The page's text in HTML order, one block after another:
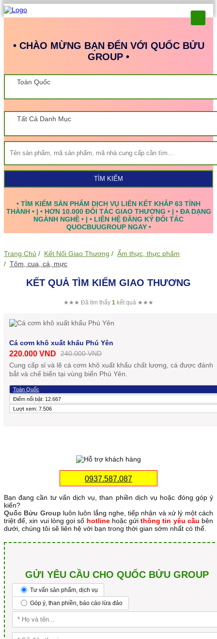
• CHÀO MỪNG BẠN ĐẾN VỚI QUỐC BỬU
GROUP •
Toàn Quốc
Tất Cả Danh Mục
TÌM KIẾM
• TÌM KIẾM SẢN PHẨM DỊCH VỤ LIÊN KẾT KHẮP 63 TỈNH
THÀNH • | • HƠN 10.000 ĐỐI TÁC GIAO THƯƠNG • | • ĐA DẠNG
NGÀNH NGHỀ • | • LIÊN HỆ ĐĂNG KÝ ĐỐI TÁC
QUOCBUUGROUP NGAY •
Trang Chủ Kết Nối Giao Thương
Ẩm thực, thực phẩm
Tôm, cua, cá, mực
KẾT QUẢ TÌM KIẾM GIAO THƯƠNG
★★★ Đã tìm thấy 1 kết quả ★★★
Cá cơm khô xuất khẩu Phú Yên
220.000 VND
240.000 VND
Cung cấp sỉ và lẽ cá cơm khô xuất khẩu chất lượng, cá được đánh
bắt và chế biến tại vùng biển Phú Yên.
Toàn Quốc
Điểm nổi bật: 12.667
Lượt xem: 7.506
0937.587.087
Bạn đang cần tư vấn dịch vụ, than phiền dịch vụ hoặc đóng góp ý
kiến?
Quốc Bửu Group luôn luôn lắng nghe, tiếp nhận và xử lý một cách
triệt để, xin vui lòng gọi số hotlinehoặc gửithông tin yêu cầu bên
dưới, chúng tôi sẽ liên hệ với bạn trong thời gian sớm nhất có thể.
GỬI YÊU CẦU CHO QUỐC BỬU GROUP
Tư vấn sản phẩm, dịch vụ
Góp ý, than phiền, báo cáo lừa đảo